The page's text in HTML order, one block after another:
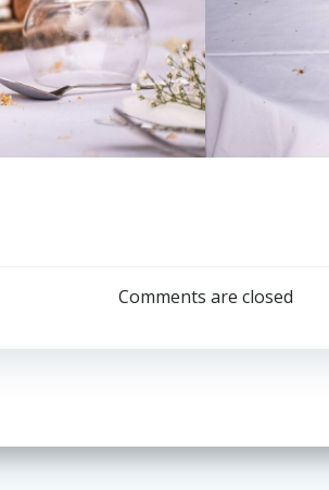
Comments are closed